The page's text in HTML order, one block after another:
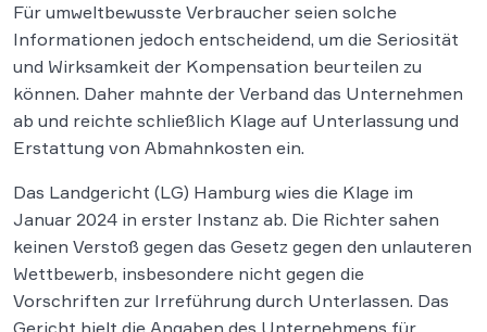
Für umweltbewusste Verbraucher seien solche
Informationen jedoch entscheidend, um die Seriosität
und Wirksamkeit der Kompensation beurteilen zu
können. Daher mahnte der Verband das Unternehmen
ab und reichte schließlich Klage auf Unterlassung und
Erstattung von Abmahnkosten ein.
Das Landgericht (LG) Hamburg wies die Klage im
Januar 2024 in erster Instanz ab. Die Richter sahen
keinen Verstoß gegen das Gesetz gegen den unlauteren
Wettbewerb, insbesondere nicht gegen die
Vorschriften zur Irreführung durch Unterlassen. Das